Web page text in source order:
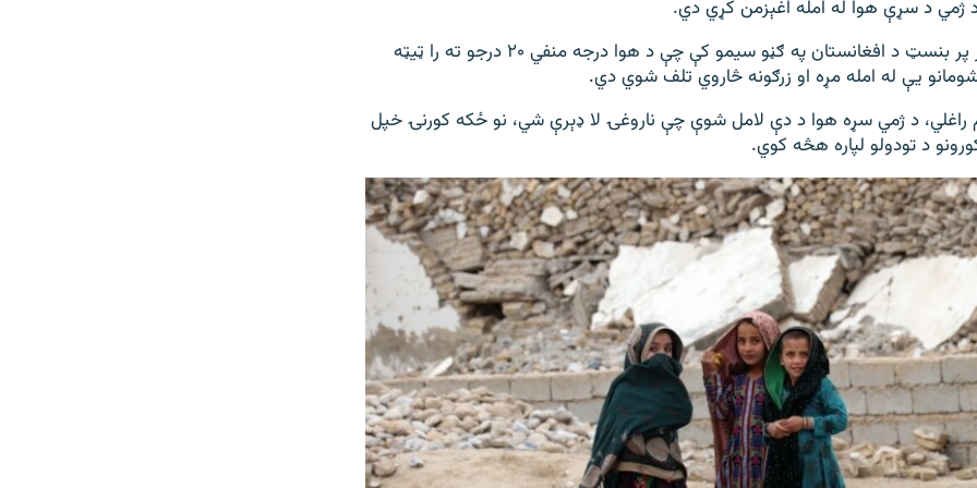
د ژمي د سړې هوا له امله اغېزمن کړي دي.
د یونېسف د راپور پر بنسټ د افغانستان په ګڼو سیمو کې چې د هوا درجه منفي ۲۰ درجو ته را ټیټه
یې له امله مړه او زرګونه څاروي تلف شوي دي.
راغلي، د ژمي سړه هوا د دې لامل شوې چې ناروغۍ لا ډېرې شي، نو ځکه کورنۍ خپل
د تودولو لپاره هڅه کوي.